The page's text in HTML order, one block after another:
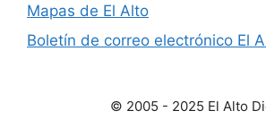
Mapas de El Alto
Boletín de correo electrónico El
© 2005 - 2025 El Alto